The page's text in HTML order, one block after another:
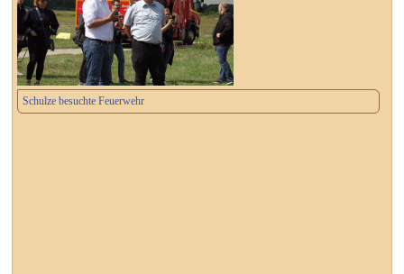
Schulze besuchte Feuerwehr